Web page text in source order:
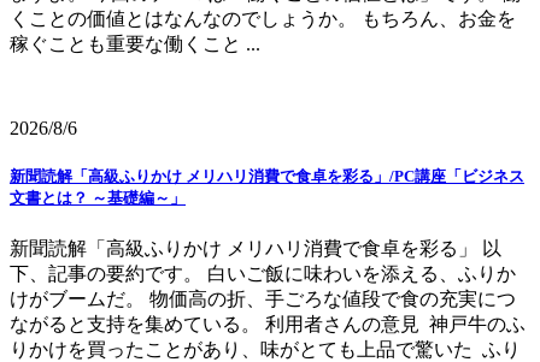
くことの価値とはなんなのでしょうか。 もちろん、お金を
稼ぐことも重要な働くこと ...
2026/8/6
新聞読解「高級ふりかけ メリハリ消費で食卓を彩る」/PC講座「ビジネス
文書とは？ ～基礎編～」
新聞読解「高級ふりかけ メリハリ消費で食卓を彩る」 以
下、記事の要約です。 白いご飯に味わいを添える、ふりか
けがブームだ。 物価高の折、手ごろな値段で食の充実につ
ながると支持を集めている。 利用者さんの意見 神戸牛のふ
りかけを買ったことがあり、味がとても上品で驚いた ふり